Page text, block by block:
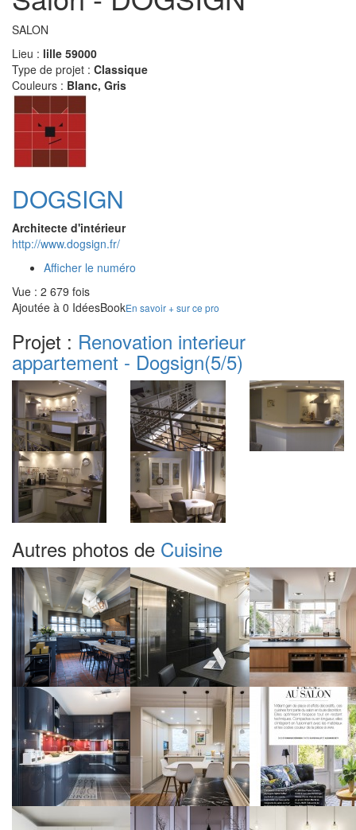
SALON
Lieu : lille 59000
Type de projet : Classique
Couleurs : Blanc, Gris
DOGSIGN
Architecte d'intérieur
http://www.dogsign.fr/
Afficher le numéro
Vue : 2 679 fois
Ajoutée à 0 IdéesBookEn savoir + sur ce pro
Projet : Renovation interieur
appartement - Dogsign(5/5)
Autres photos de Cuisine